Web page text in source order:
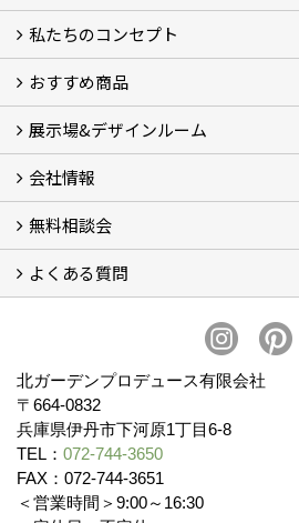
施工事例
お客様の声 (46)
私たちのコンセプト
コンセプト
完成までの流れ
お庭のメンテナンスについて
おすすめ商品
オリジナル帆布のサイクルポート
NEW スマートサイクルポート
おしゃれな物置 (8)
門扉 (6)
ウッドフェンス (16)
アイアンの商品 (6)
ガーデニング雑貨 (3)
ガーデン書&ガーデンアート
こだわりのオリジナル商品 一覧
おすすめの植物 (29)
箱庭ガーデン
ポット苗
展示場&デザインルーム
展示場&デザインルーム
会社情報
会社概要
スタッフ紹介 (11)
ブログ
コラム
アクセス
求人募集
無料相談会
無料相談会
よくある質問
アフターサービス・アフターメンテ
北ガーデンプロデュース有限会社
〒664-0832
兵庫県伊丹市下河原1丁目6-8
TEL： 072-744-3650
FAX：072-744-3651
＜営業時間＞9:00～16:30